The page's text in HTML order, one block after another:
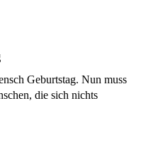
Geburtstag. Nun muss
die sich nichts